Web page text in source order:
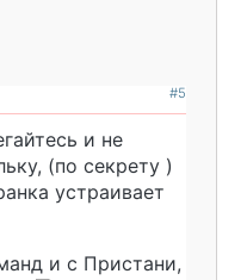
#5
и не
(по секрету )
устраивает
и с Пристани,